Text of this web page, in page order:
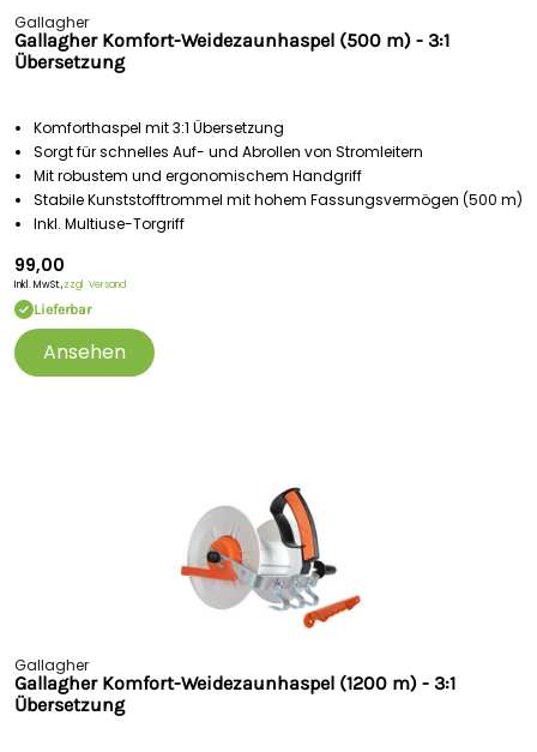
Gallagher
Gallagher Komfort-Weidezaunhaspel (500 m) - 3:1
Übersetzung
Komforthaspel mit 3:1 Übersetzung
Sorgt für schnelles Auf- und Abrollen von Stromleitern
Mit robustem und ergonomischem Handgriff
Stabile Kunststofftrommel mit hohem Fassungsvermögen (500 m)
Inkl. Multiuse-Torgriff
99,00
Inkl. MwSt.,zzgl. Versand
Lieferbar
Ansehen
Gallagher
Gallagher Komfort-Weidezaunhaspel (1200 m) - 3:1
Übersetzung